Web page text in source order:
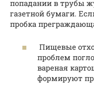
попадании в трубы
газетной бумаги.
пробка
Пищевые
проблем
вареная
формируют